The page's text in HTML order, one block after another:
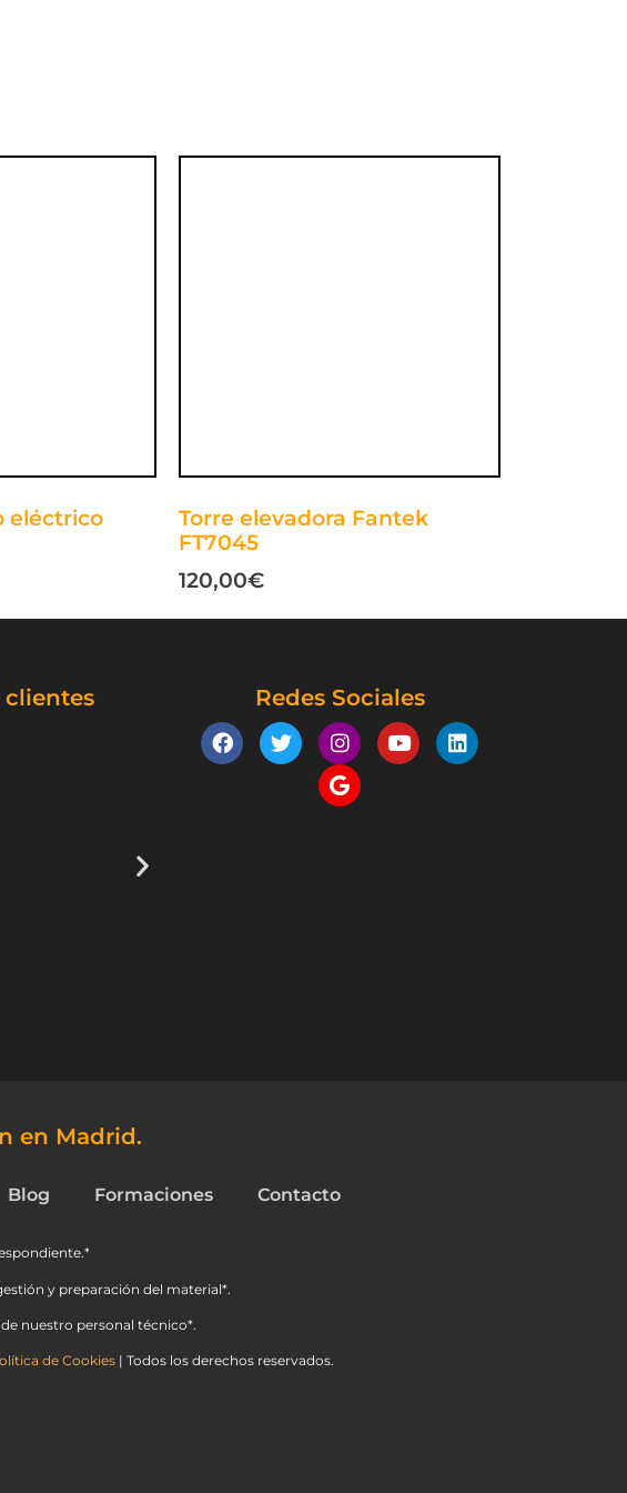
eléctrico
Torre elevadora Fantek
FT7045
120,00€
clientes Redes Sociales
en Madrid.
Blog Formaciones Contacto
y preparación del material*.
nuestro personal técnico*.
de Cookies| Todos los derechos reservados.